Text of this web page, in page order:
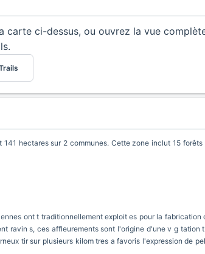
carte ci-dessus, ou ouvrez la vue
hectares sur 2 communes. Cette zone inclut 15
ont t traditionnellement exploit es pour la fabrication
ravin s, ces affleurements sont l'origine d'une v g tation
tir sur plusieurs kilom tres a favoris l'expression de